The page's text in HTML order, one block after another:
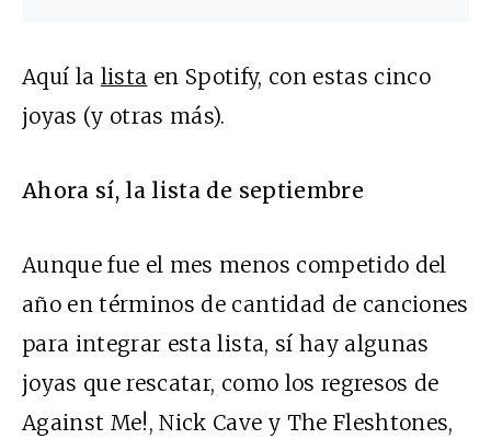
Aquí la lista en Spotify, con estas cinco
joyas (y otras más).
Ahora sí, la lista de septiembre
Aunque fue el mes menos competido del
año en términos de cantidad de canciones
para integrar esta lista, sí hay algunas
joyas que rescatar, como los regresos de
Against Me!, Nick Cave y The Fleshtones,